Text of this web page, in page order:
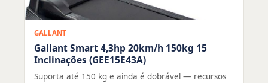
GALLANT
Gallant Smart 4,3hp 20km/h 150kg 15
Inclinações (GEE15E43A)
Suporta até 150 kg e ainda é dobrável — recursos